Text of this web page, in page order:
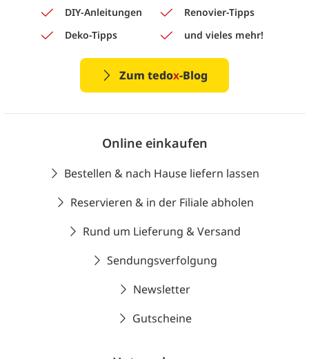
DIY-Anleitungen
Renovier-Tipps
Deko-Tipps
und vieles mehr!
Zum tedox-Blog
Online einkaufen
Bestellen & nach Hause liefern lassen
Reservieren & in der Filiale abholen
Rund um Lieferung & Versand
Sendungsverfolgung
Newsletter
Gutscheine